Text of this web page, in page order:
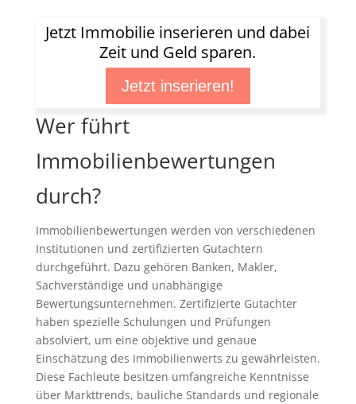
Jetzt Immobilie inserieren und dabei
Zeit und Geld sparen.
Jetzt inserieren!
Wer führt
Immobilienbewertungen
durch?
Immobilienbewertungen werden von verschiedenen
Institutionen und zertifizierten Gutachtern
durchgeführt. Dazu gehören Banken, Makler,
Sachverständige und unabhängige
Bewertungsunternehmen. Zertifizierte Gutachter
haben spezielle Schulungen und Prüfungen
absolviert, um eine objektive und genaue
Einschätzung des Immobilienwerts zu gewährleisten.
Diese Fachleute besitzen umfangreiche Kenntnisse
über Markttrends, bauliche Standards und regionale